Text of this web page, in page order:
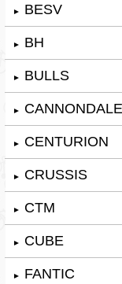
► BESV
► BH
► BULLS
► CANNONDALE
► CENTURION
► CRUSSIS
► CTM
► CUBE
► FANTIC